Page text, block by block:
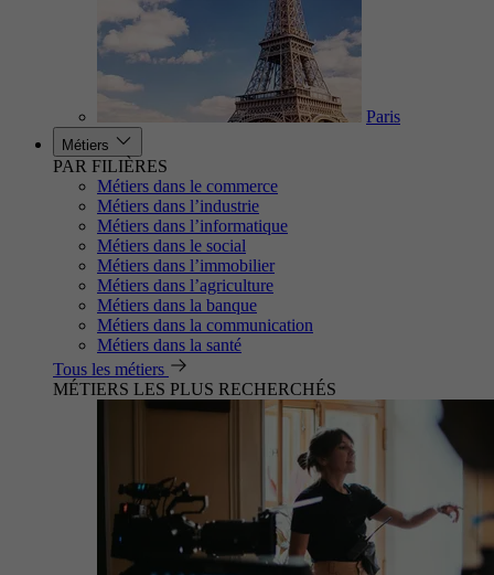
Paris
Métiers
PAR FILIÈRES
Métiers dans le commerce
Métiers dans l’industrie
Métiers dans l’informatique
Métiers dans le social
Métiers dans l’immobilier
Métiers dans l’agriculture
Métiers dans la banque
Métiers dans la communication
Métiers dans la santé
Tous les métiers
MÉTIERS LES PLUS RECHERCHÉS